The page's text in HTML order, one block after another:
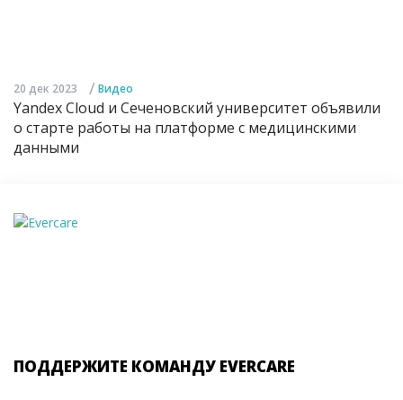
20 дек 2023 / Видео
Yandex Cloud и Сеченовский университет объявили
о старте работы на платформе с медицинскими
данными
ПОДДЕРЖИТЕ КОМАНДУ EVERCARE